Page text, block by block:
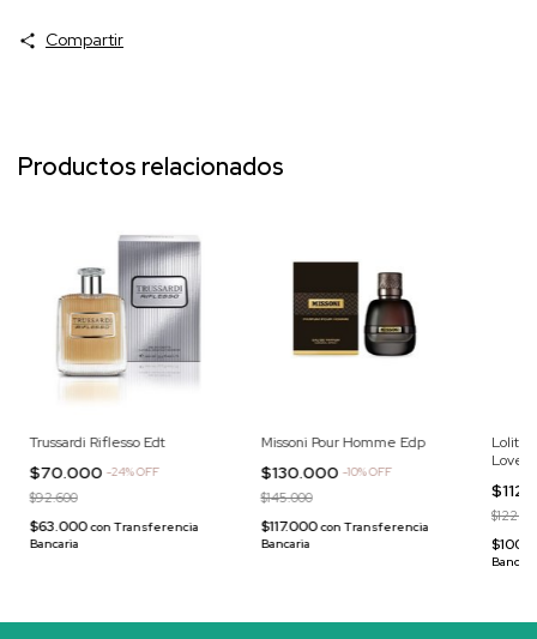
Compartir
Productos relacionados
Trussardi Riflesso Edt
$70.000 -24%OFF
$92.600
$63.000con Transferencia
Bancaria
Missoni Pour Homme Edp
$130.000 -10%OFF
$145.000
$117.000conTransferencia
Bancaria
Lolita
Lover